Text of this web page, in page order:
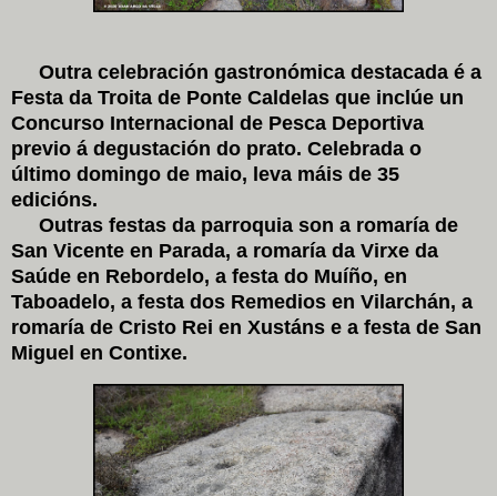
Outra celebración gastronómica destacada é a
Festa da Troita de Ponte Caldelas que inclúe un
Concurso Internacional de Pesca Deportiva
previo á degustación do prato. Celebrada o
último domingo de maio, leva máis de 35
edicións.
Outras festas da parroquia son a romaría de
San Vicente en Parada, a romaría da Virxe da
Saúde en Rebordelo, a festa do Muíño, en
Taboadelo, a festa dos Remedios en Vilarchán, a
romaría de Cristo Rei en Xustáns e a festa de San
Miguel en Contixe.